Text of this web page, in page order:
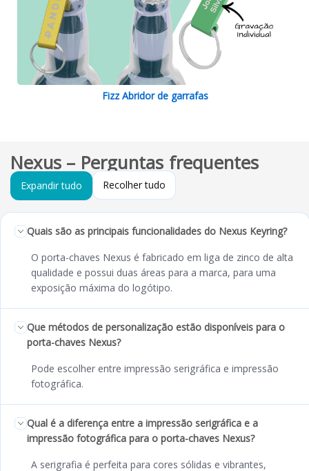
Fizz Abridor de garrafas
Nexus – Perguntas frequentes
Expandir tudo Recolher tudo
Quais são as principais funcionalidades do Nexus Keyring?
O porta-chaves Nexus é fabricado em liga de zinco de alta
qualidade e possui duas áreas para a marca, para uma
exposição máxima do logótipo.
Que métodos de personalização estão disponíveis para o
porta-chaves Nexus?
Pode escolher entre impressão serigráfica e impressão
fotográfica.
Qual é a diferença entre a impressão serigráfica e a
impressão fotográfica para o porta-chaves Nexus?
A serigrafia é perfeita para cores sólidas e vibrantes,